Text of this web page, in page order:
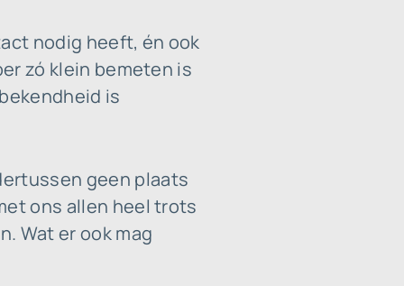
nodig heeft, én ook
zó klein bemeten is
is
geen plaats
ons allen heel trots
Wat er ook mag